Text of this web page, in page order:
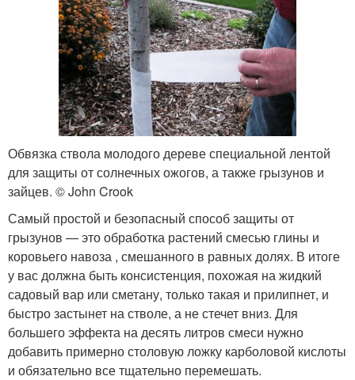
Обвязка ствола молодого дереве специальной лентой
для защиты от солнечных ожогов, а также грызунов и
зайцев. © John Crook
Самый простой и безопасный способ защиты от
грызунов — это обработка растений смесью глины и
коровьего навоза , смешанного в равных долях. В итоге
у вас должна быть консистенция, похожая на жидкий
садовый вар или сметану, только такая и прилипнет, и
быстро застынет на стволе, а не стечет вниз. Для
большего эффекта на десять литров смеси нужно
добавить примерно столовую ложку карболовой кислоты
и обязательно все тщательно перемешать.